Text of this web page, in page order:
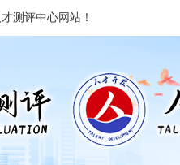
测评中心网站！